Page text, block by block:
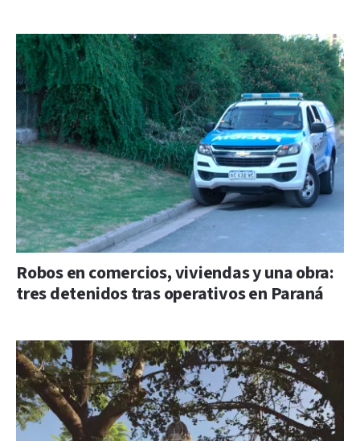
Robos en comercios, viviendas y una obra:
tres detenidos tras operativos en Paraná